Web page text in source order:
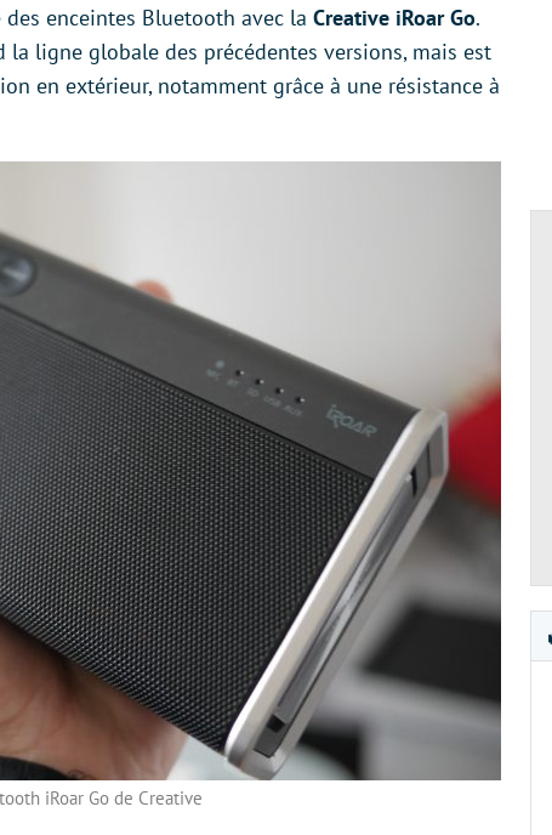
enceintes Bluetooth avec la Creative iRoar Go.
la ligne globale des précédentes versions, mais est
en extérieur, notamment grâce à une résistance à
iRoar Go de Creative